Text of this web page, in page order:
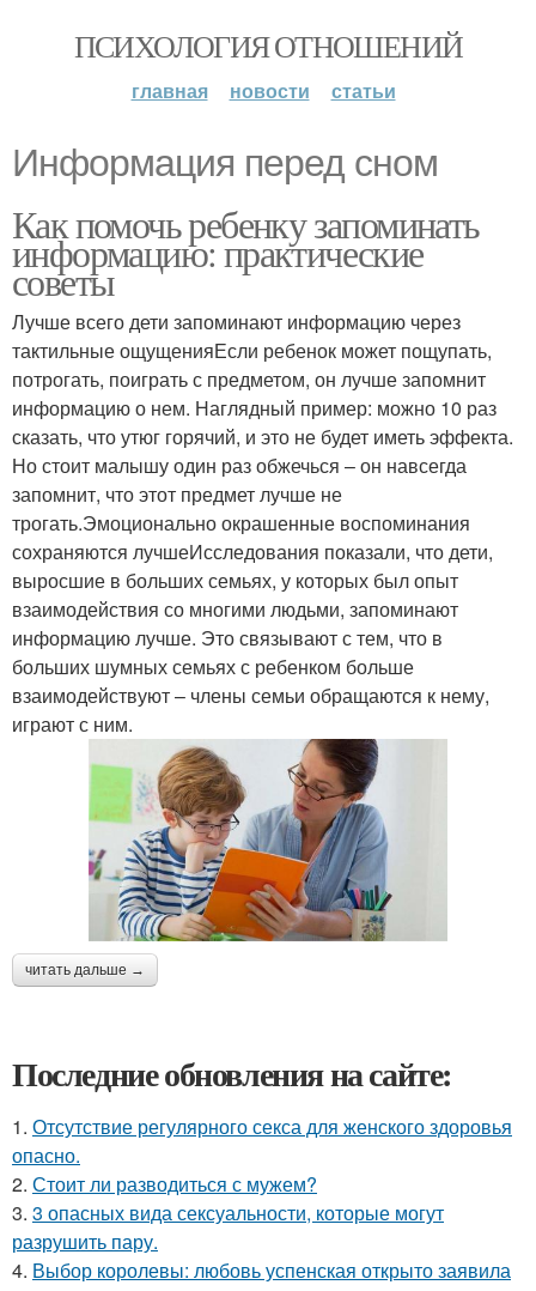
ПСИХОЛОГИЯ ОТНОШЕНИЙ
главная новости статьи
Информация перед сном
Как помочь ребенку запоминать
информацию: практические
советы
Лучше всего дети запоминают информацию через
тактильные ощущенияЕсли ребенок может пощупать,
потрогать, поиграть с предметом, он лучше запомнит
информацию о нем. Наглядный пример: можно 10 раз
сказать, что утюг горячий, и это не будет иметь эффекта.
Но стоит малышу один раз обжечься – он навсегда
запомнит, что этот предмет лучше не
трогать.Эмоционально окрашенные воспоминания
сохраняются лучшеИсследования показали, что дети,
выросшие в больших семьях, у которых был опыт
взаимодействия со многими людьми, запоминают
информацию лучше. Это связывают с тем, что в
больших шумных семьях с ребенком больше
взаимодействуют – члены семьи обращаются к нему,
играют с ним.
читать дальше →
Последние обновления на сайте:
1. Отсутствие регулярного секса для женского здоровья
опасно.
2. Стоит ли разводиться с мужем?
3. 3 опасных вида сексуальности, которые могут
разрушить пару.
4. Выбор королевы: любовь успенская открыто заявила